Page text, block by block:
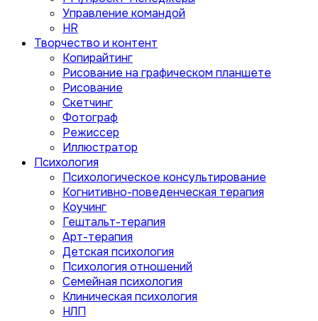
Управление командой
HR
Творчество и контент
Копирайтинг
Рисование на графическом планшете
Рисование
Скетчинг
Фотограф
Режиссер
Иллюстратор
Психология
Психологическое консультирование
Когнитивно-поведенческая терапия
Коучинг
Гештальт-терапия
Арт-терапия
Детская психология
Психология отношений
Семейная психология
Клиническая психология
НЛП